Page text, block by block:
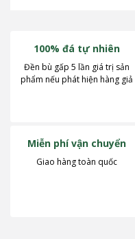
100% đá tự nhiên
Đền bù gấp 5 lần giá trị sản
phẩm nếu phát hiện hàng giả
Miễn phí vận chuyển
Giao hàng toàn quốc